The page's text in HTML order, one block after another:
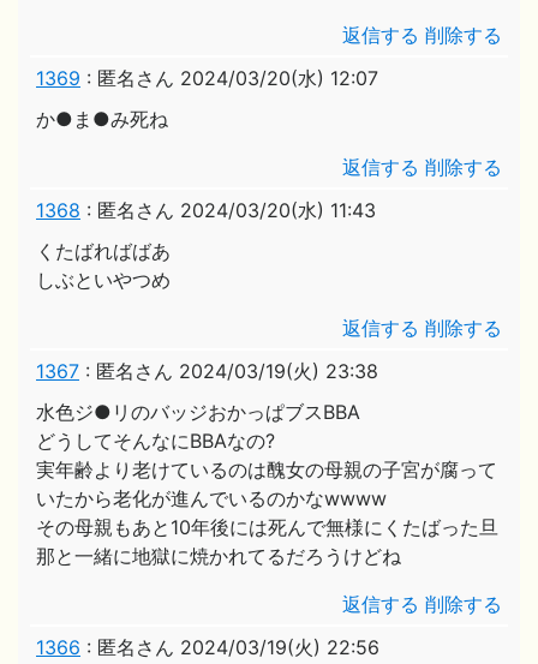
返信する 削除する
1369 : 匿名さん 2024/03/20(水) 12:07
か●ま●み死ね
返信する 削除する
1368 : 匿名さん 2024/03/20(水) 11:43
くたばればばあ
しぶといやつめ
返信する 削除する
1367 : 匿名さん 2024/03/19(火) 23:38
水色ジ●リのバッジおかっぱブスBBA
どうしてそんなにBBAなの?
実年齢より老けているのは醜女の母親の子宮が腐って
いたから老化が進んでいるのかなwwww
その母親もあと10年後には死んで無様にくたばった旦
那と一緒に地獄に焼かれてるだろうけどね
返信する 削除する
1366 : 匿名さん 2024/03/19(火) 22:56